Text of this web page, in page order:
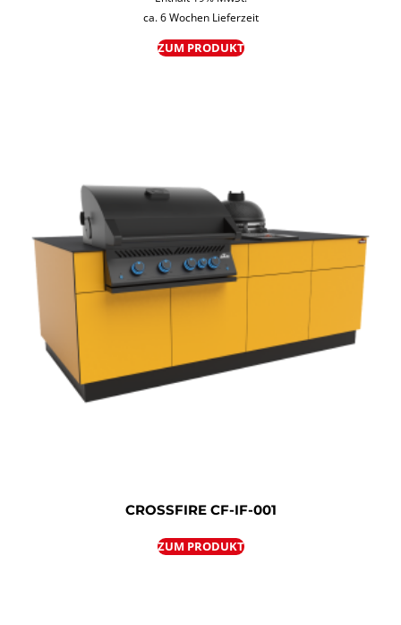
ca. 6 Wochen Lieferzeit
ZUM PRODUKT
CROSSFIRE CF-IF-001
ZUM PRODUKT